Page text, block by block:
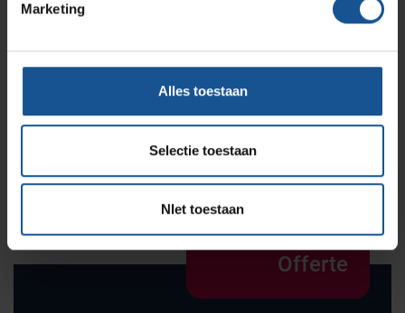
Marketing
Alles toestaan
Selectie toestaan
NIet toestaan
Hammerlit
Voordelen
makkelijk schoon te maken, Naadloos gelast RVS frame,
Wandmodel, Wit abs bodemplaat
125
Offerte